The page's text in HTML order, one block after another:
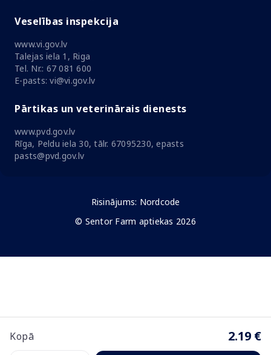
Kopā 2.19 €
Veselības inspekcija
www.vi.gov.lv
Talejas iela 1, Riga
Tel. Nr.: 67 081 600
E-pasts: vi@vi.gov.lv
Pārtikas un veterinārais dienests
www.pvd.gov.lv
Rīga, Peldu iela 30, tālr. 67095230, epasts
pasts@pvd.gov.lv
Risinājums: Nordcode
© Sentor Farm aptiekas 2026